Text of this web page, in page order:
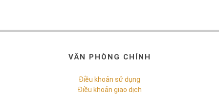
VĂN PHÒNG CHÍNH
Điều khoản sử dụng
Điều khoản giao dịch